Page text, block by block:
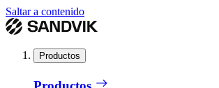
Saltar a contenido
Productos